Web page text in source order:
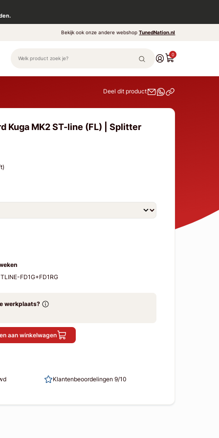
Bekijk ook onze andere webshopTunedNation.nl
0
Deel dit product
Kuga MK2 ST-line (FL) | Splitter
FD1G+FD1RG
werkplaats?
aan winkelwagen
Klantenbeoordelingen 9/10